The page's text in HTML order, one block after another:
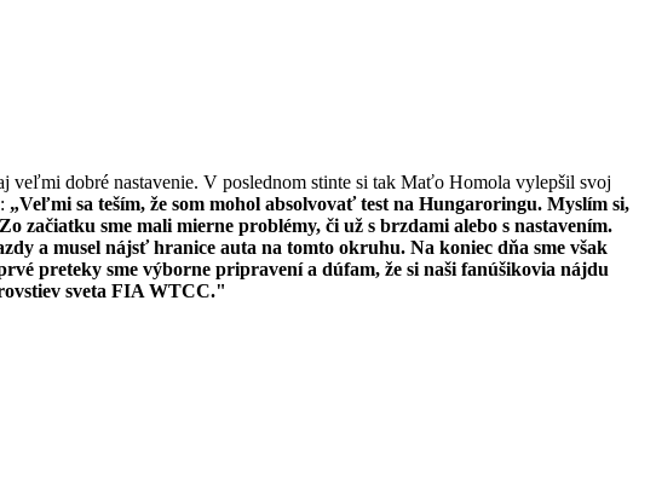
dobré nastavenie. V poslednom stinte si tak Maťo Homola vylepšil svoj
„Veľmi sa teším, že som mohol absolvovať test na Hungaroringu. Myslím si,
začiatku sme mali mierne problémy, či už s brzdami alebo s nastavením.
a musel nájsť hranice auta na tomto okruhu. Na koniec dňa sme však
preteky sme výborne pripravení a dúfam, že si naši fanúšikovia nájdu
sveta FIA WTCC."